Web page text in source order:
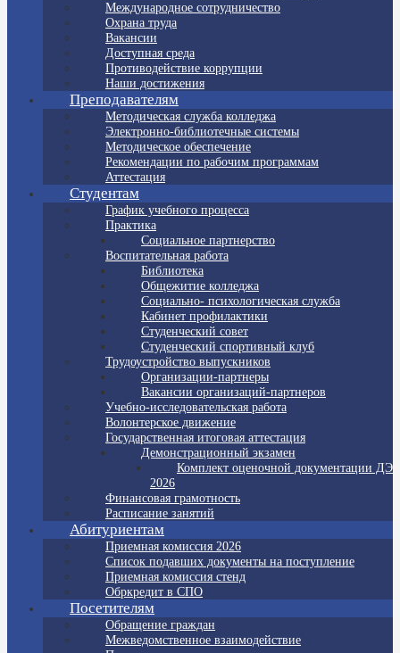
Международное сотрудничество
Охрана труда
Вакансии
Доступная среда
Противодействие коррупции
Наши достижения
Преподавателям
Методическая служба колледжа
Электронно-библиотечные системы
Методическое обеспечение
Рекомендации по рабочим программам
Аттестация
Студентам
График учебного процесса
Практика
Социальное партнерство
Воспитательная работа
Библиотека
Общежитие колледжа
Социально- психологическая служба
Кабинет профилактики
Студенческий совет
Студенческий спортивный клуб
Трудоустройство выпускников
Организации-партнеры
Вакансии организаций-партнеров
Учебно-исследовательская работа
Волонтерское движение
Государственная итоговая аттестация
Демонстрационный экзамен
Комплект оценочной документации ДЭ
2026
Финансовая грамотность
Расписание занятий
Абитуриентам
Приемная комиссия 2026
Список подавших документы на поступление
Приемная комиссия стенд
Обркредит в СПО
Посетителям
Обращение граждан
Межведомственное взаимодействие